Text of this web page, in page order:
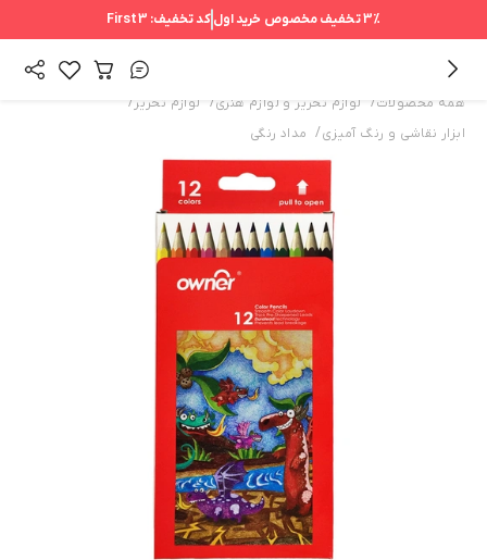
3%تخفیف مخصوص خرید اول کد تخفیف: First3
همه محصولات/ لوازم تحریر و لوازم هنری/ لوازم تحریر /
ابزار نقاشی و رنگ آمیزی/ مداد رنگی